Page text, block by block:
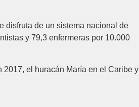
disfruta de un sistema nacional de
y 79,3 enfermeras por 10.000
el huracán María en el Caribe y